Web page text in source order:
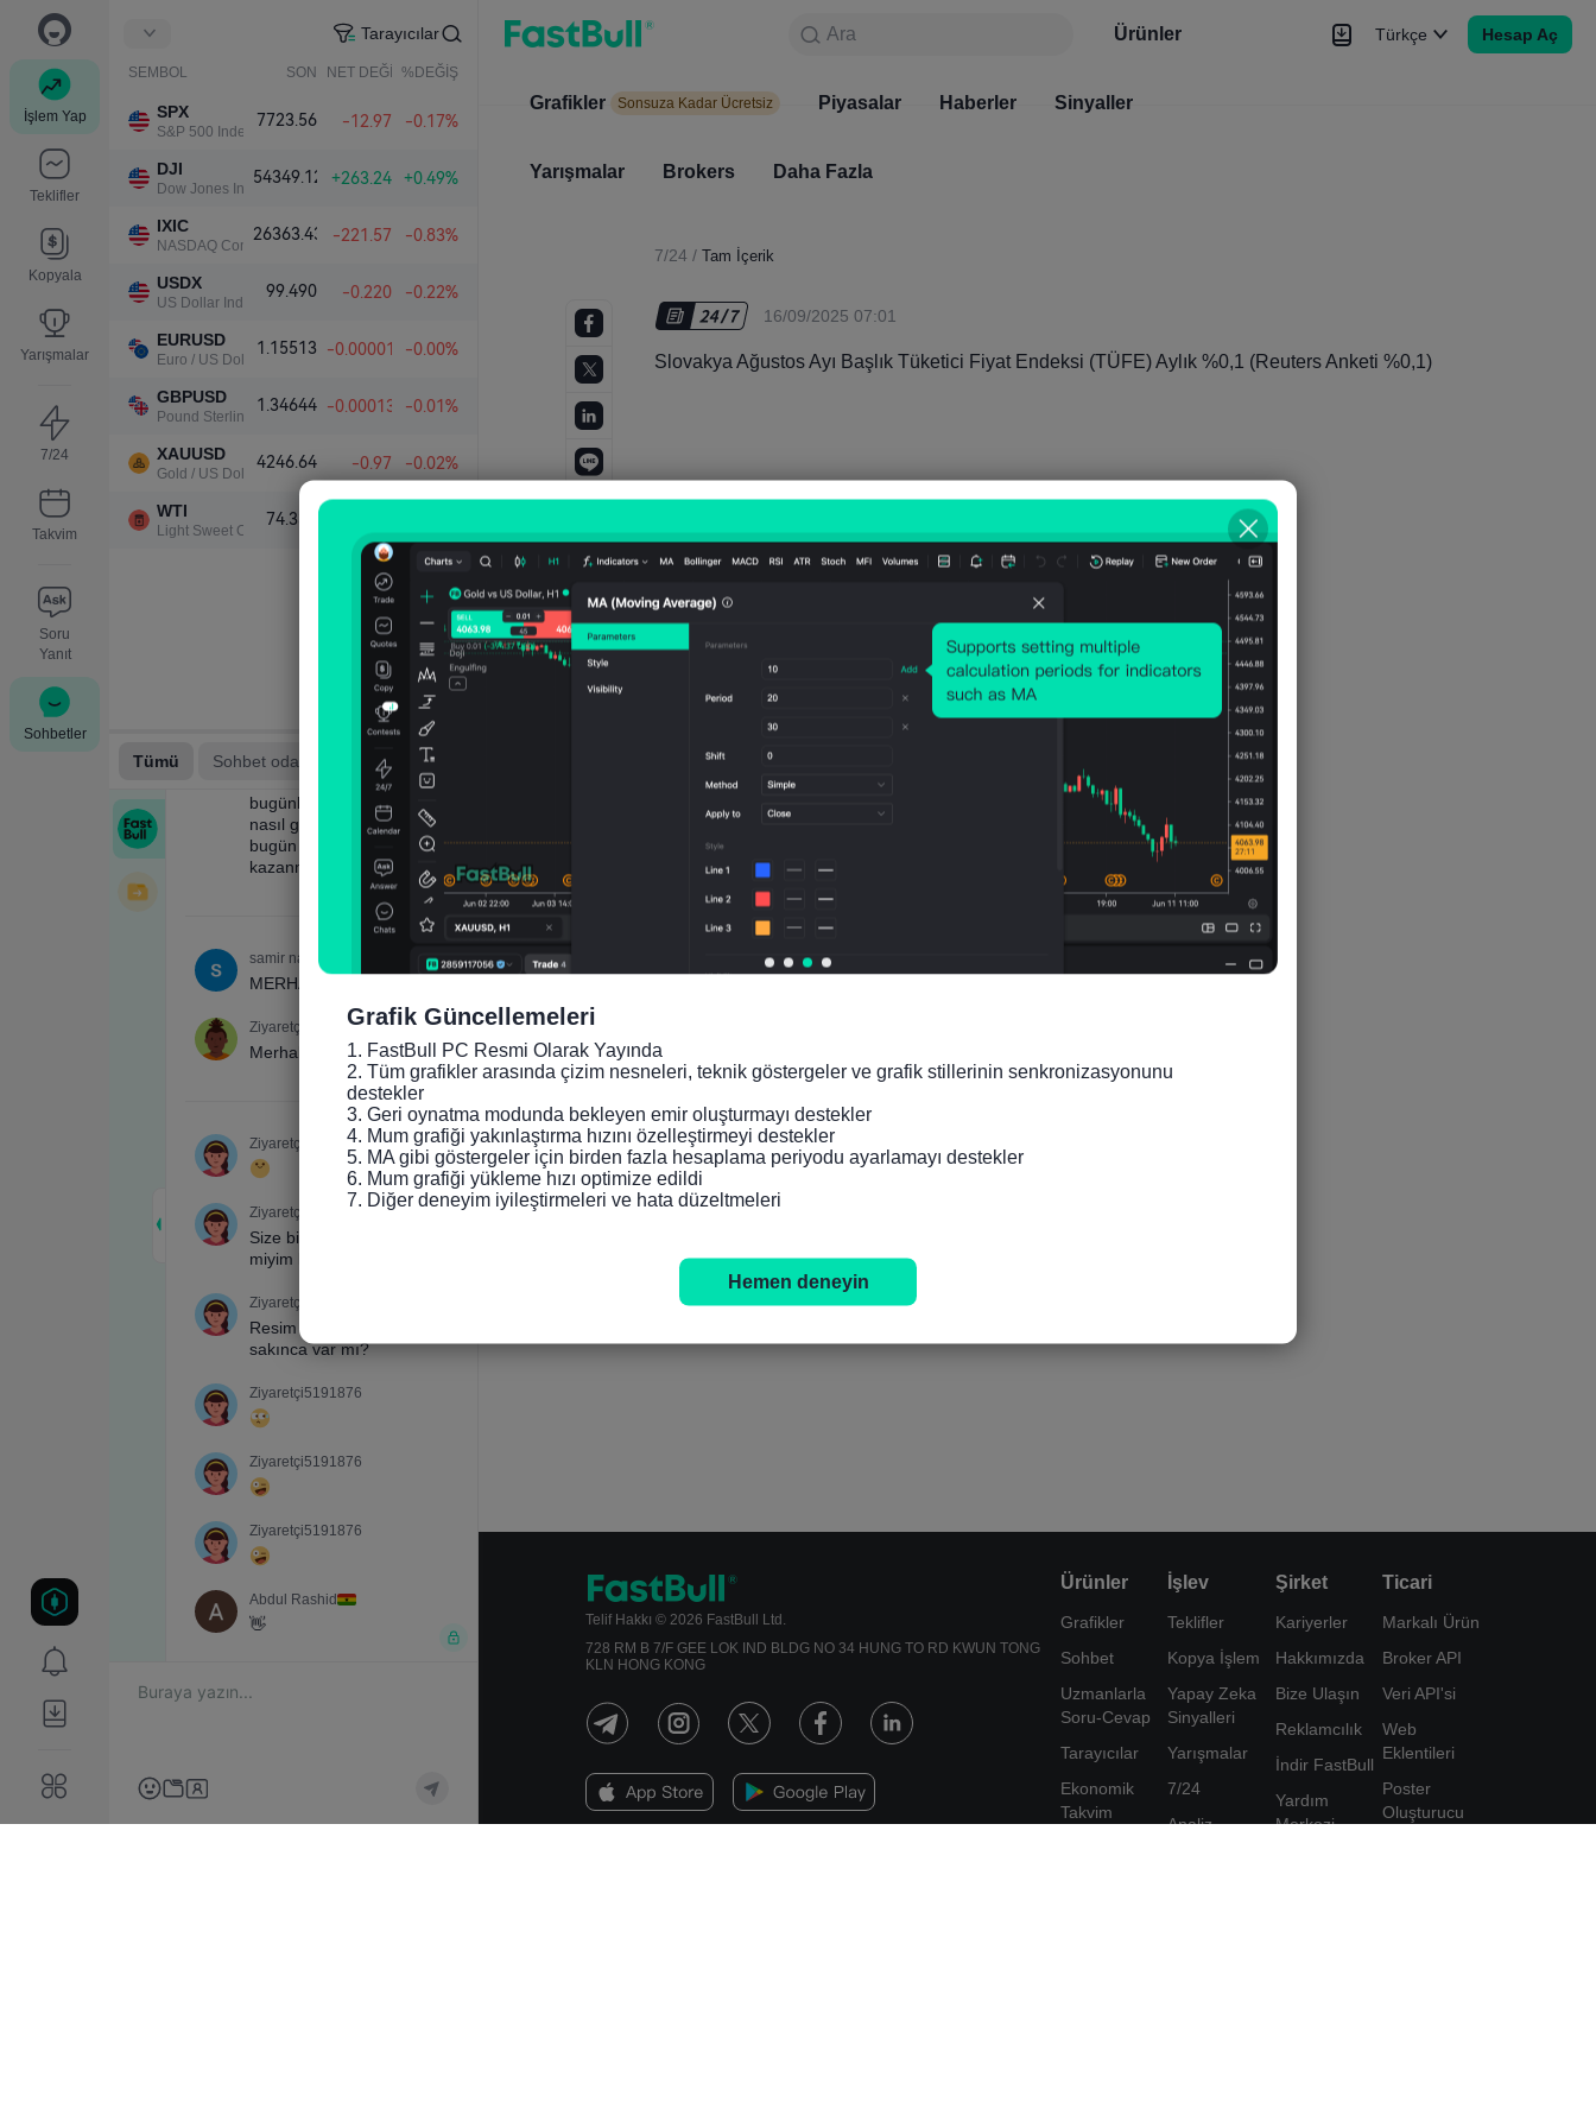
İşlem Yap
Teklifler
Kopyala
Yarışmalar
7/24
Takvim
Soru
Yanıt
Sohbetler
Tarayıcılar
SEMBOL SON NET DEĞİŞ.%DEĞİŞ.
SPX
S&P 500 Index
7723.56 -12.97 -0.17%
DJI
Dow Jones Industrial Average
54349.12 +263.24 +0.49%
IXIC
NASDAQ Composite Index
26363.43 -221.57 -0.83%
USDX
US Dollar Index
99.490 -0.220 -0.22%
EURUSD
Euro / US Dollar
1.15513 -0.00001 -0.00%
GBPUSD
Pound Sterling / US Dollar
1.34644 -0.00013 -0.01%
XAUUSD
Gold / US Dollar
4246.64 -0.97 -0.02%
WTI
Light Sweet Crude Oil
74.339
Ara Ürünler
Grafikler Sonsuza Kadar Ücretsiz Piyasalar Haberler
Yarışmalar
Türkçe Hesap Aç
Ara
Ürünler
Grafikler Sonsuza Kadar Ücretsiz Piyasalar Haberler Sinyaller
Yarışmalar Brokers Daha Fazla
7/24 / Tam İçerik
16/09/2025 07:01
Slovakya Ağustos Ayı Başlık Tüketici Fiyat Endeksi (TÜFE) Aylık %0,1 (Reuters Anketi %0,1)
Telif Hakkı © 2026 FastBull Ltd.
728 RM B 7/F GEE LOK IND BLDG NO 34 HUNG TO RD KWUN TONG
KLN HONG KONG
Ürünler
Grafikler
Sohbet
Uzmanlarla
Soru-Cevap
Tarayıcılar
Ekonomik
Takvim
İşlev
Teklifler
Kopya İşlem
Yapay Zeka
Sinyalleri
Yarışmalar
7/24
Analiz
Şirket
Kariyerler
Hakkımızda
Bize Ulaşın
Reklamcılık
İndir FastBull
Yardım
Merkezi
Ticari
Markalı Ürün
Broker API
Veri API'si
Web
Eklentileri
Poster
Oluşturucu
Grafik Güncellemeleri
1. FastBull PC Resmi Olarak Yayında
2. Tüm grafikler arasında çizim nesneleri, teknik göstergeler ve grafik stillerinin senkronizasyonunu
destekler
3. Geri oynatma modunda bekleyen emir oluşturmayı destekler
4. Mum grafiği yakınlaştırma hızını özelleştirmeyi destekler
5. MA gibi göstergeler için birden fazla hesaplama periyodu ayarlamayı destekler
6. Mum grafiği yükleme hızı optimize edildi
7. Diğer deneyim iyileştirmeleri ve hata düzeltmeleri
Hemen deneyin